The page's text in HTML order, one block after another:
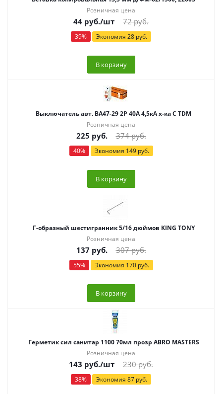
Розничная цена
44 руб./шт 72руб.
39% Экономия 28 руб.
В корзину
Выключатель авт. ВА47-29 2Р 40А 4,5кА х-ка С TDM
Розничная цена
225 руб. 374руб.
40% Экономия 149руб.
В корзину
Г-образный шестигранник 5/16 дюймов KING TONY
Розничная цена
137 руб. 307руб.
55% Экономия 170руб.
В корзину
Герметик сил санитар 1100 70мл прозр ABRO MASTERS
Розничная цена
143 руб./шт 230руб.
38% Экономия 87 руб.